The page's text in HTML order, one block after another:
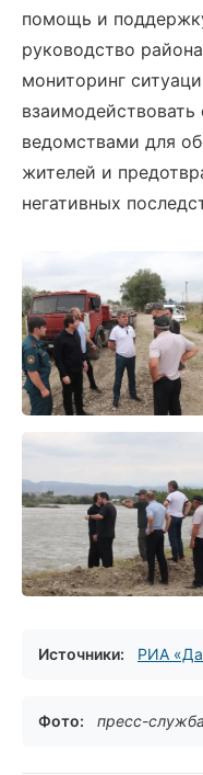
помощь и
руководство
мониторинг
ведомствами для
жителей и
негативных
Источники: РИА
Фото: пресс-